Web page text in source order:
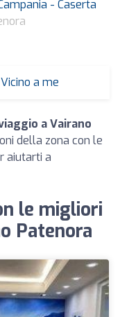
- Caserta
Vicino a me
a Vairano
della zona con le
aiutarti a
le migliori
Patenora